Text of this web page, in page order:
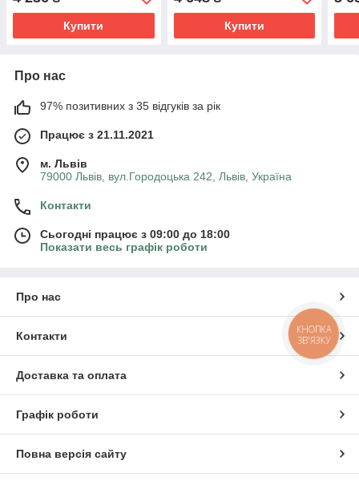
Купити Купити
Про нас
97% позитивних з 35 відгуків за рік
Працює з 21.11.2021
м. Львів
79000 Львів, вул.Городоцька 242, Львів, Україна
Контакти
Сьогодні працює з 09:00 до 18:00
Показати весь графік роботи
Про нас
Контакти
Доставка та оплата
Графік роботи
Повна версія сайту
КНОПКА
ЗВ'ЯЗКУ